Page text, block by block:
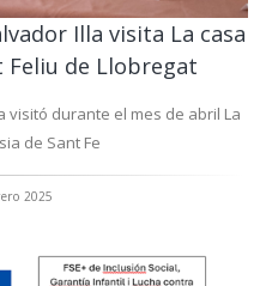
Illa visita La casa
Feliu de Llobregat
visitó durante el mes de abril La
de Sant Fe
2025